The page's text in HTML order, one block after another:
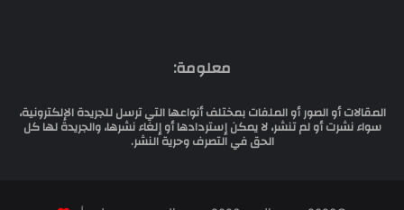
معلومة:
المقالات أو الصور أو الملفات بمختلف أنواعها التي ترسل للجريدة الإلكترونية،
سواء نشرت أو لم تنشر، لا يمكن إستردادها أو إلغاء نشرها، والجريدة لها كل
الحق في التصرف وحرية النشر.